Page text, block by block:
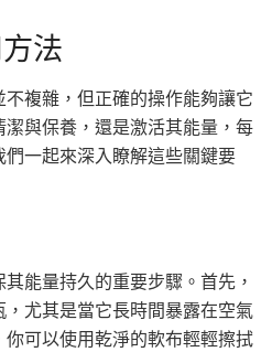
法
複雜，但正確的操作能夠讓它
與保養，還是激活其能量，每
一起來深入瞭解這些關鍵要
能量持久的重要步驟。首先，
尤其是當它長時間暴露在空氣
可以使用乾淨的軟布輕輕擦拭